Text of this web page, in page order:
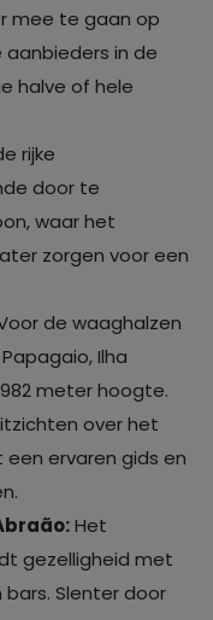
mee te gaan op
in de
halve of hele
rijke
door te
waar het
zorgen voor een
de waaghalzen
Ilha
meter hoogte.
over het
ervaren gids en
Het
gezelligheid met
Slenter door